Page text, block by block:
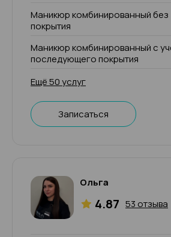
Маникюр комбинированный без
покрытия
Маникюр комбинированный с
последующего покрытия
Ещё 50 услуг
Записаться
Ольга
4.87 53 отзыва